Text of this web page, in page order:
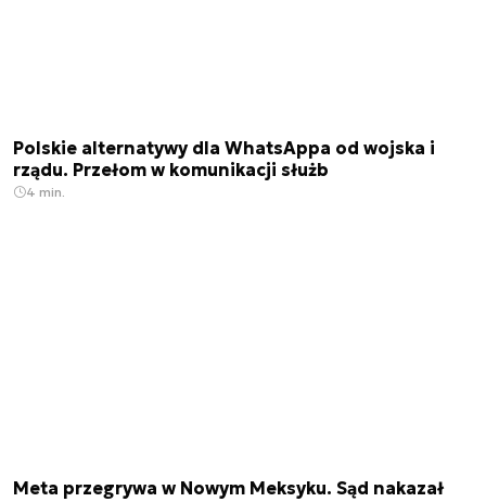
Polskie alternatywy dla WhatsAppa od wojska i
rządu. Przełom w komunikacji służb
4 min.
Meta przegrywa w Nowym Meksyku. Sąd nakazał